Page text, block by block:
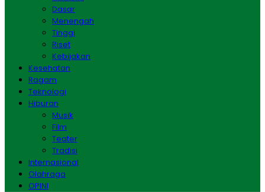
Dasar
Menengah
Tinggi
Riset
Kebijakan
Kesehatan
Ragam
Teknologi
Hiburan
Musik
Film
Teater
Tradisi
Internasional
Olahraga
OPINI